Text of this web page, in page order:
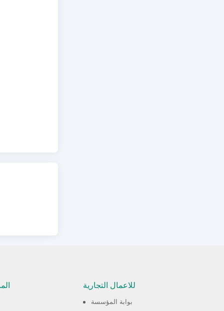
للاعمال التجارية
بوابة المؤسسة